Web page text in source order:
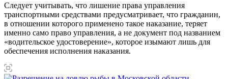
Следует учитывать, что лишение права управления
транспортными средствами предусматривает, что гражданин,
в отношении которого применено такое наказание, теряет
именно само право управления, а не документ под названием
«водительское удостоверение», которое изымают лишь для
обеспечения исполнения наказания.